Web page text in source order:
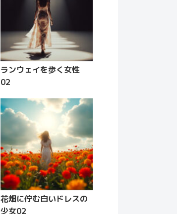
ランウェイを歩く女性
02
花畑に佇む白いドレスの
少女02